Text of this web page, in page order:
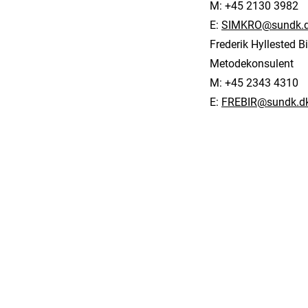
M: +45 2130 3982
E:
Frederik Hyllested
Metodekonsulent
M: +45 2343 4310
E: